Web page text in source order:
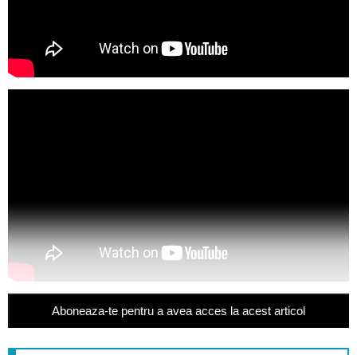
Aboneaza-te pentru a avea acces la acest articol